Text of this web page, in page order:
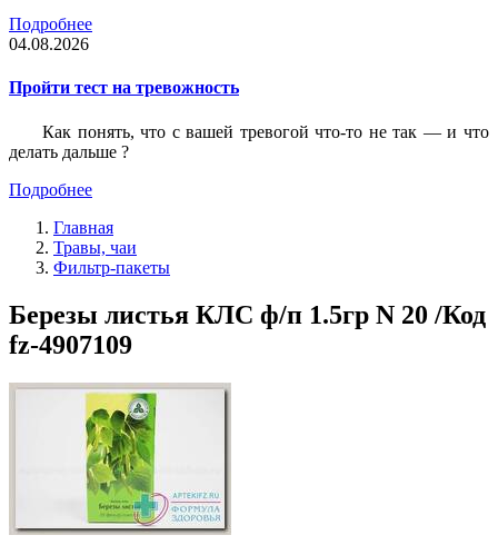
Подробнее
04.08.2026
Пройти тест на тревожность
Как понять, что с вашей тревогой что-то не так — и что
делать дальше ?
Подробнее
Главная
Травы, чаи
Фильтр-пакеты
Березы листья КЛС ф/п 1.5гр N 20 /Код
fz-4907109